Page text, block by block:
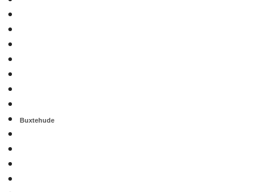
Buxtehude